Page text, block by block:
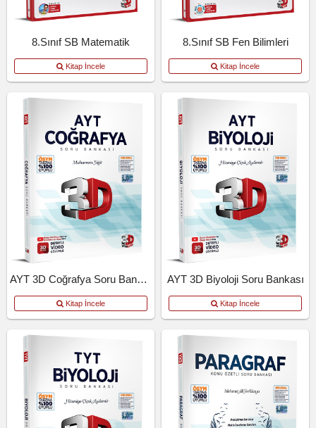
8.Sınıf SB Matematik
Kitap İncele
8.Sınıf SB Fen Bilimleri
Kitap İncele
AYT 3D Coğrafya Soru Bankası
Kitap İncele
AYT 3D Biyoloji Soru Bankası
Kitap İncele